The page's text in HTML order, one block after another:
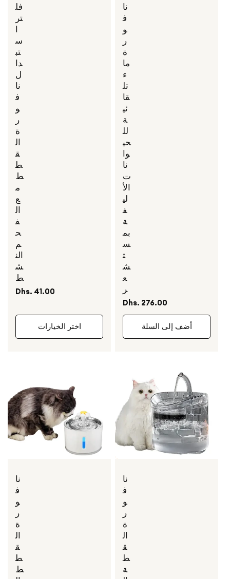
فل
تر
ا
س
تب
دا
ل
نا
ف
و
ر
ة
ال
ق
ط
ط
م
ع
ال
ف
ح
م
الن
ش
ط
السعر
Dhs. 41.00
اختر الخيارات
نا
ف
و
ر
ة
ما
ء
تل
قا
ئي
ة
لل
حي
وا
نا
ت
الأ
لي
ف
ة
بم
س
ت
ش
ع
ر
السعر
العادي
Dhs. 276.00
أضف إلى السلة
نا
ف
و
ر
ة
ال
ق
ط
ط
نا
ف
و
ر
ة
ال
ق
ط
ة